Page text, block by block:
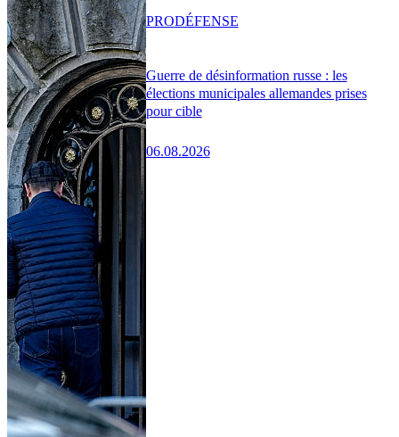
Guerre de désinformation russe : les
élections municipales allemandes prises
pour cible
06.08.2026
PRODÉFENSE